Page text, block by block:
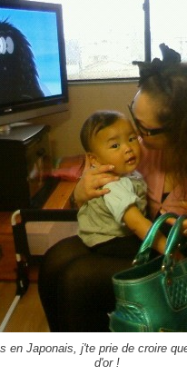
en Japonais, j'te prie de croire
d'or !